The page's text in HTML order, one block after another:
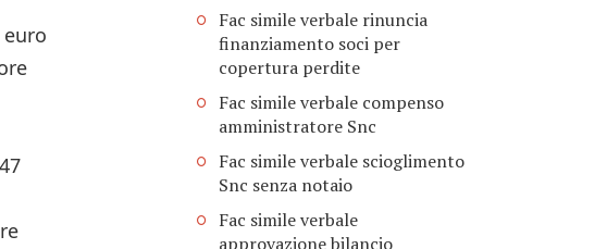
Fac simile verbale rinuncia
finanziamento soci per
copertura perdite​
Fac simile verbale compenso
amministratore Snc​
Fac simile verbale scioglimento
Snc senza notaio​
Fac simile verbale
approvazione bilancio